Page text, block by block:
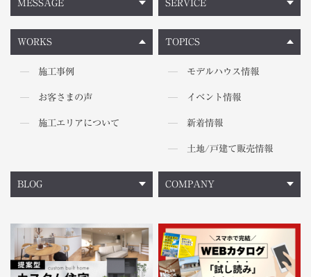
MESSAGE
WORKS
施工事例
お客さまの声
施工エリアについて
TOPICS
モデルハウス情報
イベント情報
新着情報
土地/戸建て販売情報
SERVICE
BLOG COMPANY